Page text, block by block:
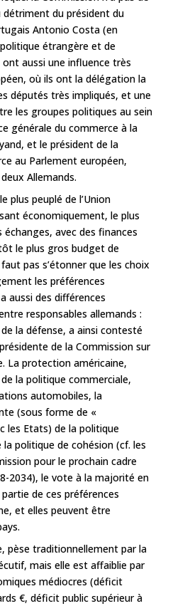
du président du
Antonio Costa (en
étrangère et de
aussi une influence très
où ils ont la délégation la
députés très impliqués, et une
les groupes politiques au sein
générale du commerce à la
et le président de la
au Parlement européen,
Allemands.
plus peuplé de l’Union
économiquement, le plus
avec des finances
le plus gros budget de
pas s’étonner que les choix
les préférences
aussi des différences
responsables allemands :
la défense, a ainsi contesté
de la Commission sur
La protection américaine,
la politique commerciale,
automobiles, la
(sous forme de «
les Etats) de la politique
politique de cohésion (cf. les
pour le prochain cadre
2034), le vote à la majorité en
de ces préférences
et elles peuvent être
pèse traditionnellement par la
mais elle est affaiblie par
médiocres (déficit
€, déficit public supérieur à